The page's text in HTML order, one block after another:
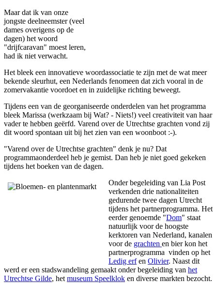
Maar dat ik van onze
jongste deelneemster (veel
dames overigens op de
dagen) het woord
"drijfcaravan" moest leren,
had ik niet verwacht.
Het bleek een innovatieve woordassociatie te zijn met de wat meer
bekende sleurhut, een Nederlands fenomeen dat zich vooral in de
zomervakantie voordoet en in zuidelijke richting beweegt.
Tijdens een van de georganiseerde onderdelen van het programma
bleek Marissa (werkzaam bij Wat? - Niets!) veel creativiteit van haar
vader te hebben geërfd. Varend over de Utrechtse grachten vond zij
dit woord spontaan uit bij het zien van een woonboot :-).
"Varend over de Utrechtse grachten" denk je nu? Dat
programmaonderdeel heb je gemist. Dan heb je niet goed gekeken
tijdens het boeken van de dagen.
Onder begeleiding van Lia Post
verkenden drie nationaliteiten
gedurende twee dagen Utrecht
tijdens het partnerprogramma. Het
eerder genoemde "Dom" staat
natuurlijk voor de hoogste
kerktoren van Nederland, kanalen
voor de grachten en bier kon het
partnerprogramma vinden op het
Ledig erfen Olivier. Naast dit
werd er een stadswandeling gemaakt onder begeleiding van het
Utrechtse Gilde, het museum Speelklok en diverse markten bezocht.